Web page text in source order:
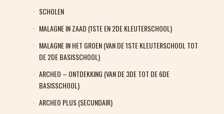
SCHOLEN
MALAGNE IN ZAAD (1STE EN 2DE KLEUTERSCHOOL)
MALAGNE IN HET GROEN (VAN DE 1STE KLEUTERSCHOOL TOT
DE 2DE BASISSCHOOL)
ARCHEO – ONTDEKKING (VAN DE 3DE TOT DE 6DE
BASISSCHOOL)
ARCHEO PLUS (SECUNDAIR)